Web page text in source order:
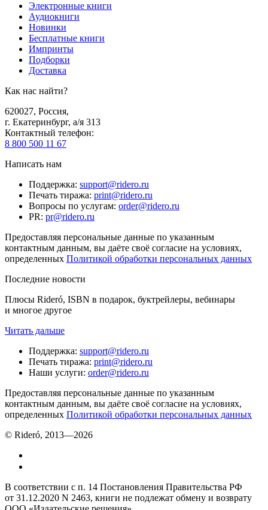
Электронные книги
Аудиокниги
Новинки
Бесплатные книги
Импринты
Подборки
Доставка
Как нас найти?
620027, Россия,
г. Екатеринбург, а/я 313
Контактный телефон:
8 800 500 11 67
Написать нам
Поддержка: support@ridero.ru
Печать тиража: print@ridero.ru
Вопросы по услугам: order@ridero.ru
PR: pr@ridero.ru
Предоставляя персональные данные по указанным
контактным данным, вы даёте своё согласие на условиях,
определенных Политикой обработки персональных данных
Последние новости
Плюсы Rideró, ISBN в подарок, буктрейлеры, вебинары
и многое другое
Читать дальше
Поддержка: support@ridero.ru
Печать тиража: print@ridero.ru
Наши услуги: order@ridero.ru
Предоставляя персональные данные по указанным
контактным данным, вы даёте своё согласие на условиях,
определенных Политикой обработки персональных данных
© Rideró, 2013—2026
В соответствии с п. 14 Постановления Правительства РФ
от 31.12.2020 N 2463, книги не подлежат обмену и возврату